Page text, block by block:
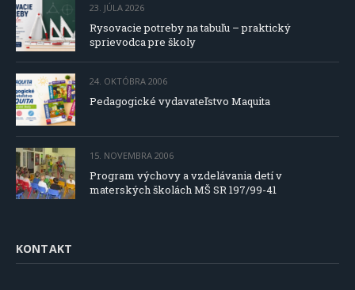
23. JÚLA 2026
Rysovacie potreby na tabuľu – praktický
sprievodca pre školy
24. OKTÓBRA 2006
Pedagogické vydavateľstvo Maquita
15. NOVEMBRA 2006
Program výchovy a vzdelávania detí v
materských školách MŠ SR 197/99-41
KONTAKT